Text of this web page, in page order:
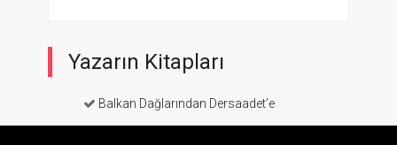
Yazarın Kitapları
Balkan Dağlarından Dersaadet’e